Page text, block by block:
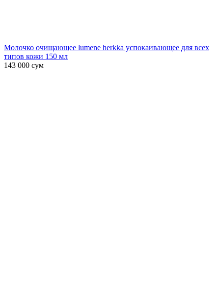
Молочко очищающее lumene herkka успокаивающее для всех
типов кожи 150 мл
143 000 сум